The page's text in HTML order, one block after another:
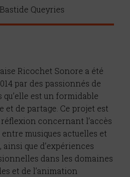
Queyries
Ricochet Sonore a été
par des passionnés de
qu’elle est un formidable
de partage. Ce projet est
concernant l’accès
musiques actuelles et
que d’expériences
dans les domaines
et de l’animation